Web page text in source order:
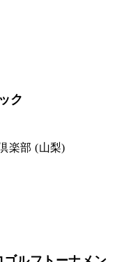
ク
楽部 (山梨)